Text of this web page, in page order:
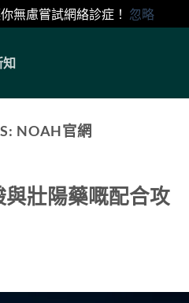
無慮嘗試網絡診症！ 忽略
知
NOAH官網
壯陽藥嘅配合攻